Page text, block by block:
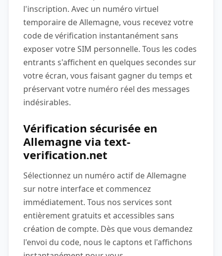
l'inscription. Avec un numéro virtuel
temporaire de Allemagne, vous recevez votre
code de vérification instantanément sans
exposer votre SIM personnelle. Tous les codes
entrants s'affichent en quelques secondes sur
votre écran, vous faisant gagner du temps et
préservant votre numéro réel des messages
indésirables.
Vérification sécurisée en
Allemagne via text-
verification.net
Sélectionnez un numéro actif de Allemagne
sur notre interface et commencez
immédiatement. Tous nos services sont
entièrement gratuits et accessibles sans
création de compte. Dès que vous demandez
l'envoi du code, nous le captons et l'affichons